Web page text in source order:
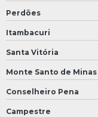
Perdões
Itambacuri
Santa Vitória
Monte Santo de Minas
Conselheiro Pena
Campestre